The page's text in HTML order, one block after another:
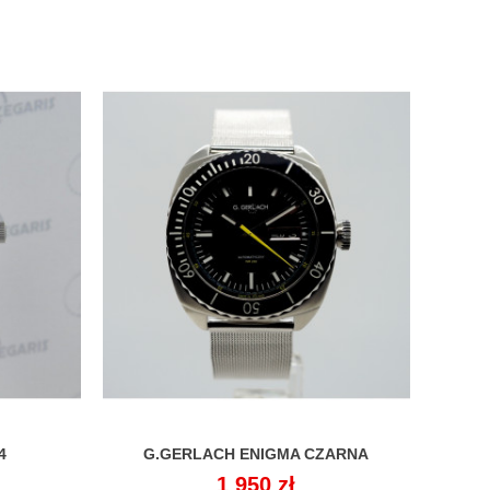
G.GERLACH ENIGMA CZARNA
Cena
1 950 zł
